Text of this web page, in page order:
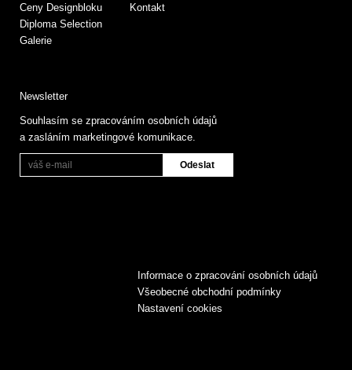
Ceny Designbloku
Diploma Selection
Galerie
Kontakt
Newsletter
Souhlasím se zpracováním osobních údajů
a zasláním marketingové komunikace.
Informace o zpracování osobních údajů
Všeobecné obchodní podmínky
Nastavení cookies